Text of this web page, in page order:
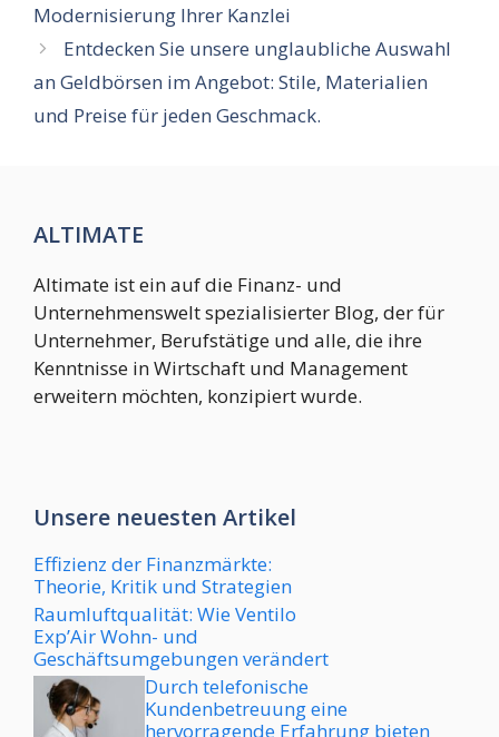
Modernisierung Ihrer Kanzlei
Entdecken Sie unsere unglaubliche Auswahl
an Geldbörsen im Angebot: Stile, Materialien
und Preise für jeden Geschmack.
ALTIMATE
Altimate ist ein auf die Finanz- und
Unternehmenswelt spezialisierter Blog, der für
Unternehmer, Berufstätige und alle, die ihre
Kenntnisse in Wirtschaft und Management
erweitern möchten, konzipiert wurde.
Unsere neuesten Artikel
Effizienz der Finanzmärkte:
Theorie, Kritik und Strategien
Raumluftqualität: Wie Ventilo
Exp’Air Wohn- und
Geschäftsumgebungen verändert
Durch telefonische
Kundenbetreuung eine
hervorragende Erfahrung bieten